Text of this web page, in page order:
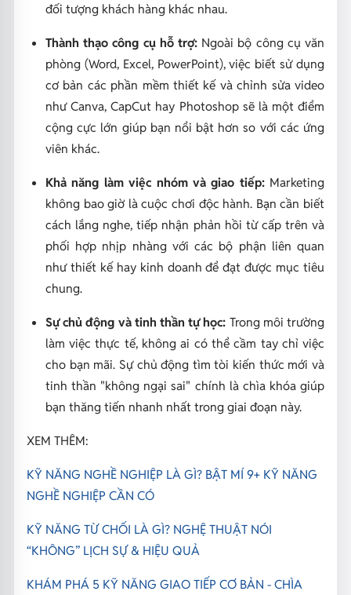
đối tượng khách hàng khác nhau.
Thành thạo công cụ hỗ trợ: Ngoài bộ công cụ văn
phòng (Word, Excel, PowerPoint), việc biết sử dụng
cơ bản các phần mềm thiết kế và chỉnh sửa video
như Canva, CapCut hay Photoshop sẽ là một điểm
cộng cực lớn giúp bạn nổi bật hơn so với các ứng
viên khác.
Khả năng làm việc nhóm và giao tiếp:Marketing
không bao giờ là cuộc chơi độc hành. Bạn cần biết
cách lắng nghe, tiếp nhận phản hồi từ cấp trên và
phối hợp nhịp nhàng với các bộ phận liên quan
như thiết kế hay kinh doanh để đạt được mục tiêu
chung.
Sự chủ động và tinh thần tự học: Trong môi trường
làm việc thực tế, không ai có thể cầm tay chỉ việc
cho bạn mãi. Sự chủ động tìm tòi kiến thức mới và
tinh thần "không ngại sai" chính là chìa khóa giúp
bạn thăng tiến nhanh nhất trong giai đoạn này.
XEM THÊM:
KỸ NĂNG NGHỀ NGHIỆP LÀ GÌ? BẬT MÍ 9+ KỸ NĂNG
NGHỀ NGHIỆP CẦN CÓ
KỸ NĂNG TỪ CHỐI LÀ GÌ? NGHỆ THUẬT NÓI
“KHÔNG” LỊCH SỰ & HIỆU QUẢ
KHÁM PHÁ 5 KỸ NĂNG GIAO TIẾP CƠ BẢN - CHÌA